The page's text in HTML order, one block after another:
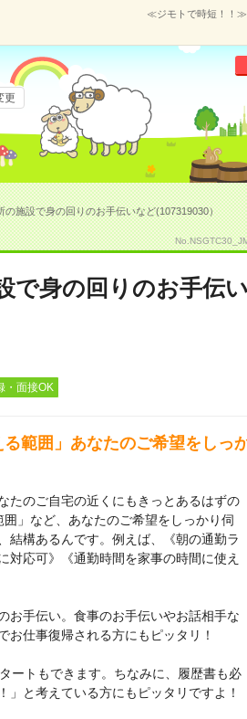
≪ジモトで時短！！≫
更
施設で身の回りのお手伝いなど(107319030）
身の回りのお手伝い
・面接OK
範囲」あなたのご希望をしっ
たのご自宅の近くにもきっとあるはずの
」など、あなたのご希望をしっかり伺
結構あるんです。例えば、《朝の通勤ラ
対応可》《通勤時間を家事の時間に使え
お手伝い。食事のお手伝いやお話相手な
お仕事復帰される方にもピッタリ！
ートもできます。ちなみに、履歴書も必
と考えている方にもピッタリですよ！